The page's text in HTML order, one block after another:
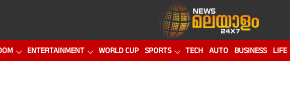
ENTERTAINMENT WORLD CUP SPORTS TECH AUTO BUSINESS LIFE